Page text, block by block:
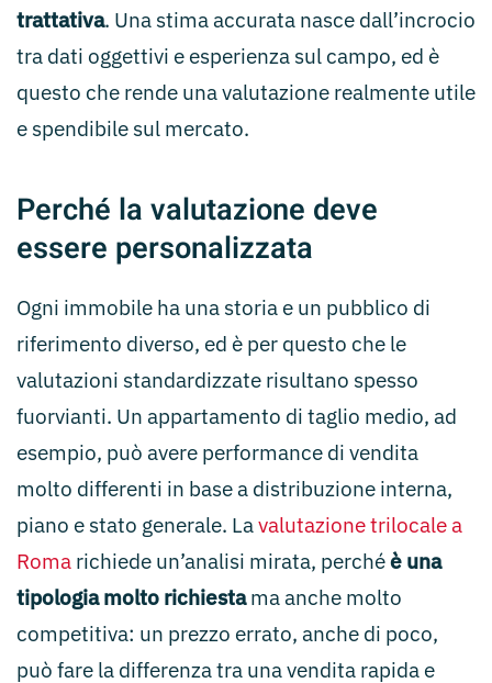
trattativa. Una stima accurata nasce dall’incrocio
tra dati oggettivi e esperienza sul campo, ed è
questo che rende una valutazione realmente utile
e spendibile sul mercato.
Perché la valutazione deve
essere personalizzata
Ogni immobile ha una storia e un pubblico di
riferimento diverso, ed è per questo che le
valutazioni standardizzate risultano spesso
fuorvianti. Un appartamento di taglio medio, ad
esempio, può avere performance di vendita
molto differenti in base a distribuzione interna,
piano e stato generale. Lavalutazione trilocale a
Roma richiede un’analisi mirata, perchéè una
tipologia molto richiestama anche molto
competitiva: un prezzo errato, anche di poco,
può fare la differenza tra una vendita rapida e